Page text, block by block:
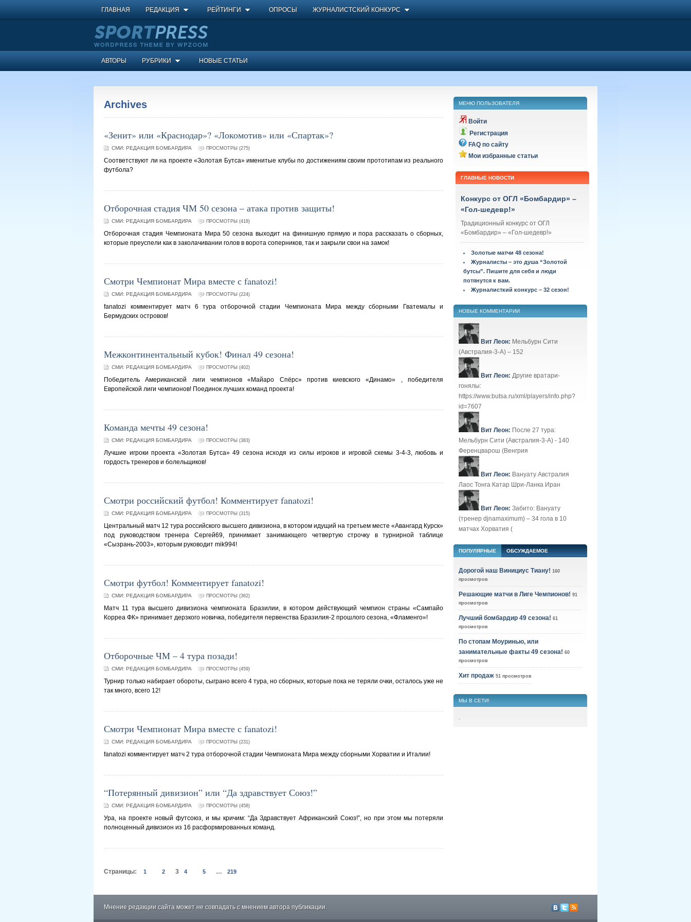
ГЛАВНАЯ РЕДАКЦИЯ РЕЙТИНГИ ОПРОСЫ ЖУРНАЛИСТСКИЙ КОНКУРС
АВТОРЫ РУБРИКИ НОВЫЕ СТАТЬИ
Archives
«Зенит» или «Краснодар»? «Локомотив» или «Спартак»?
СМИ: РЕДАКЦИЯ БОМБАРДИРА ПРОСМОТРЫ (275)
Соответствуют ли на проекте «Золотая Бутса» именитые клубы по достижениям своим прототипам из реального
футбола?
Отборочная стадия ЧМ 50 сезона – атака против защиты!
СМИ: РЕДАКЦИЯ БОМБАРДИРА ПРОСМОТРЫ (418)
Отборочная стадия Чемпионата Мира 50 сезона выходит на финишную прямую и пора рассказать о сборных,
которые преуспели как в заколачивании голов в ворота соперников, так и закрыли свои на замок!
Смотри Чемпионат Мира вместе с fanatozi!
СМИ: РЕДАКЦИЯ БОМБАРДИРА ПРОСМОТРЫ (224)
fanatozi комментирует матч 6 тура отборочной стадии Чемпионата Мира между сборными Гватемалы и
Бермудских островов!
Межконтинентальный кубок! Финал 49 сезона!
СМИ: РЕДАКЦИЯ БОМБАРДИРА ПРОСМОТРЫ (402)
Победитель Американской лиги чемпионов «Майаро Спёрс» против киевского «Динамо» , победителя
Европейской лиги чемпионов! Поединок лучших команд проекта!
Команда мечты 49 сезона!
СМИ: РЕДАКЦИЯ БОМБАРДИРА ПРОСМОТРЫ (383)
Лучшие игроки проекта «Золотая Бутса» 49 сезона исходя из силы игроков и игровой схемы 3-4-3, любовь и
гордость тренеров и болельщиков!
Смотри российский футбол! Комментирует fanatozi!
СМИ: РЕДАКЦИЯ БОМБАРДИРА ПРОСМОТРЫ (315)
Центральный матч 12 тура российского высшего дивизиона, в котором идущий на третьем месте «Авангард Курск»
под руководством тренера Сергей69, принимает занимающего четвертую строчку в турнирной таблице
«Сызрань-2003», которым руководит mik994!
Смотри футбол! Комментирует fanatozi!
СМИ: РЕДАКЦИЯ БОМБАРДИРА ПРОСМОТРЫ (362)
Матч 11 тура высшего дивизиона чемпионата Бразилии, в котором действующий чемпион страны «Сампайо
Корреа ФК» принимает дерзкого новичка, победителя первенства Бразилия-2 прошлого сезона, «Фламенго»!
Отборочные ЧМ – 4 тура позади!
СМИ: РЕДАКЦИЯ БОМБАРДИРА ПРОСМОТРЫ (459)
Турнир только набирает обороты, сыграно всего 4 тура, но сборных, которые пока не теряли очки, осталось уже не
так много, всего 12!
Смотри Чемпионат Мира вместе с fanatozi!
СМИ: РЕДАКЦИЯ БОМБАРДИРА ПРОСМОТРЫ (231)
fanatozi комментирует матч 2 тура отборочной стадии Чемпионата Мира между сборными Хорватии и Италии!
“Потерянный дивизион” или “Да здравствует Союз!”
СМИ: РЕДАКЦИЯ БОМБАРДИРА ПРОСМОТРЫ (458)
Ура, на проекте новый футсоюз, и мы кричим: “Да Здравствует Африканский Союз!”, но при этом мы потеряли
полноценный дивизион из 16 расформированных команд.
Страницы: 1 2 3 4 5 … 219
МЕНЮ ПОЛЬЗОВАТЕЛЯ
Войти
Регистрация
FAQ по сайту
Мои избранные статьи
ГЛАВНЫЕ НОВОСТИ
Конкурс от ОГЛ «Бомбардир» –
«Гол-шедевр!»
Традиционный конкурс от ОГЛ
«Бомбардир» – «Гол-шедевр!»
Золотые матчи 48 сезона!
Журналисты – это душа “Золотой
бутсы”. Пишите для себя и люди
потянутся к вам.
Журналисткий конкурс – 32 сезон!
НОВЫЕ КОММЕНТАРИИ
Вит Леон: Мельбурн Сити
(Австралия-3-А) – 152
Вит Леон: Другие вратари-
гонялы:
https://www.butsa.ru/xml/players/info.php?
id=7607
Вит Леон: После 27 тура:
Мельбурн Сити (Австралия-3-А) - 140
Ференцварош (Венгрия
Вит Леон: Вануату Австралия
Лаос Тонга Катар Шри-Ланка Иран
Вит Леон: Забито: Вануату
(тренер djnamaximum) – 34 гола в 10
матчах Хорватия (
ПОПУЛЯРНЫЕ ОБСУЖДАЕМОЕ
Дорогой наш Винициус Тиану! 160
просмотров
Решающие матчи в Лиге Чемпионов! 91
просмотров
Лучший бомбардир 49 сезона! 61
просмотров
По стопам Моуринью, или
занимательные факты 49 сезона! 60
просмотров
Хит продаж 51 просмотров
МЫ В СЕТИ!
.
Мнение редакции сайта может не совпадать с мнением автора публикации.